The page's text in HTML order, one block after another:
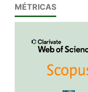
MÉTRICAS